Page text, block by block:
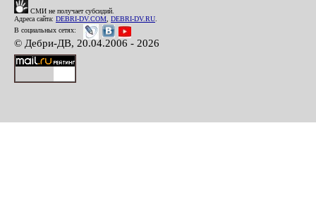
СМИ не получает субсидий.
Адреса сайта: DEBRI-DV.COM DEBRI-DV.RU
В социальных сетях:
© Дебри-ДВ, 20.04.2006 - 2026